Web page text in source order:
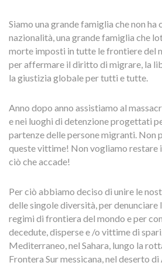
Siamo una grande famiglia che non ha
nazionalità, una grande famiglia che
morte imposti in tutte le frontiere del
per affermare il diritto di migrare, la
la giustizia globale per tutti e tutte.
Anno dopo anno assistiamo al
e nei luoghi di detenzione progettati
partenze delle persone migranti. Non
queste vittime! Non vogliamo restare
ciò che accade!
Per ciò abbiamo deciso di unire le
delle singole diversità, per denunciare
regimi di frontiera del mondo e per
decedute, disperse e /o vittime di
Mediterraneo, nel Sahara, lungo la
Frontera Sur messicana, nel deserto